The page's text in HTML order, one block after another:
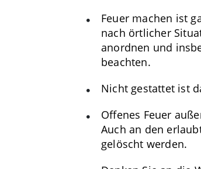
Feuer machen ist
nach örtlicher
anordnen und
beachten.
Nicht gestattet ist
Offenes Feuer
Auch an den
gelöscht werden.